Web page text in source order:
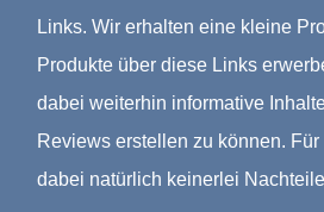
Links. Wir erhalten eine kleine
Produkte über diese Links
dabei weiterhin informative
Reviews erstellen zu können.
dabei natürlich keinerlei